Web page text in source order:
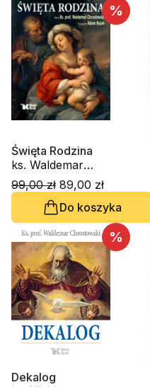
%
Święta Rodzina
ks. Waldemar
Chrostowski, Adam Bujak
99,00 zł 89,00 zł
Do koszyka
%
Dekalog